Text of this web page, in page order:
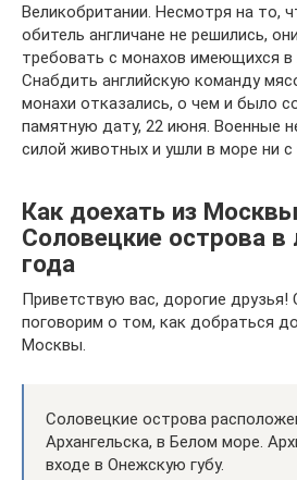
Великобритании. Несмотря на то,
обитель англичане не решились,
требовать с монахов имеющихся в
Снабдить английскую команду
монахи отказались, о чем и было
памятную дату, 22 июня. Военные
силой животных и ушли в море ни с
Как доехать из
Соловецкие острова
года
Приветствую вас, дорогие друзья!
поговорим о том, как добраться
Москвы.
Соловецкие острова
Архангельска, в Белом море.
входе в Онежскую губу.